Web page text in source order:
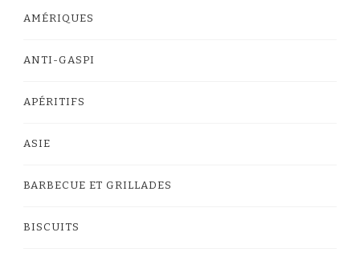
AMÉRIQUES
ANTI-GASPI
APÉRITIFS
ASIE
BARBECUE ET GRILLADES
BISCUITS